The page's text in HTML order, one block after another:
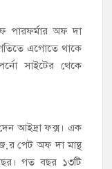
পারফর্মার অফ দা
এগোতে থাকে
সাইটের থেকে
আইদ্রা ফক্স। এক
পেট অফ দা মান্থ
গত বছর ১৩টি